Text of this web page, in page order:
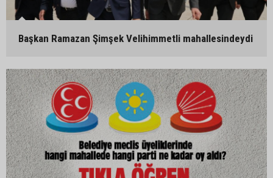
Başkan Ramazan Şimşek Velihimmetli mahallesindeydi